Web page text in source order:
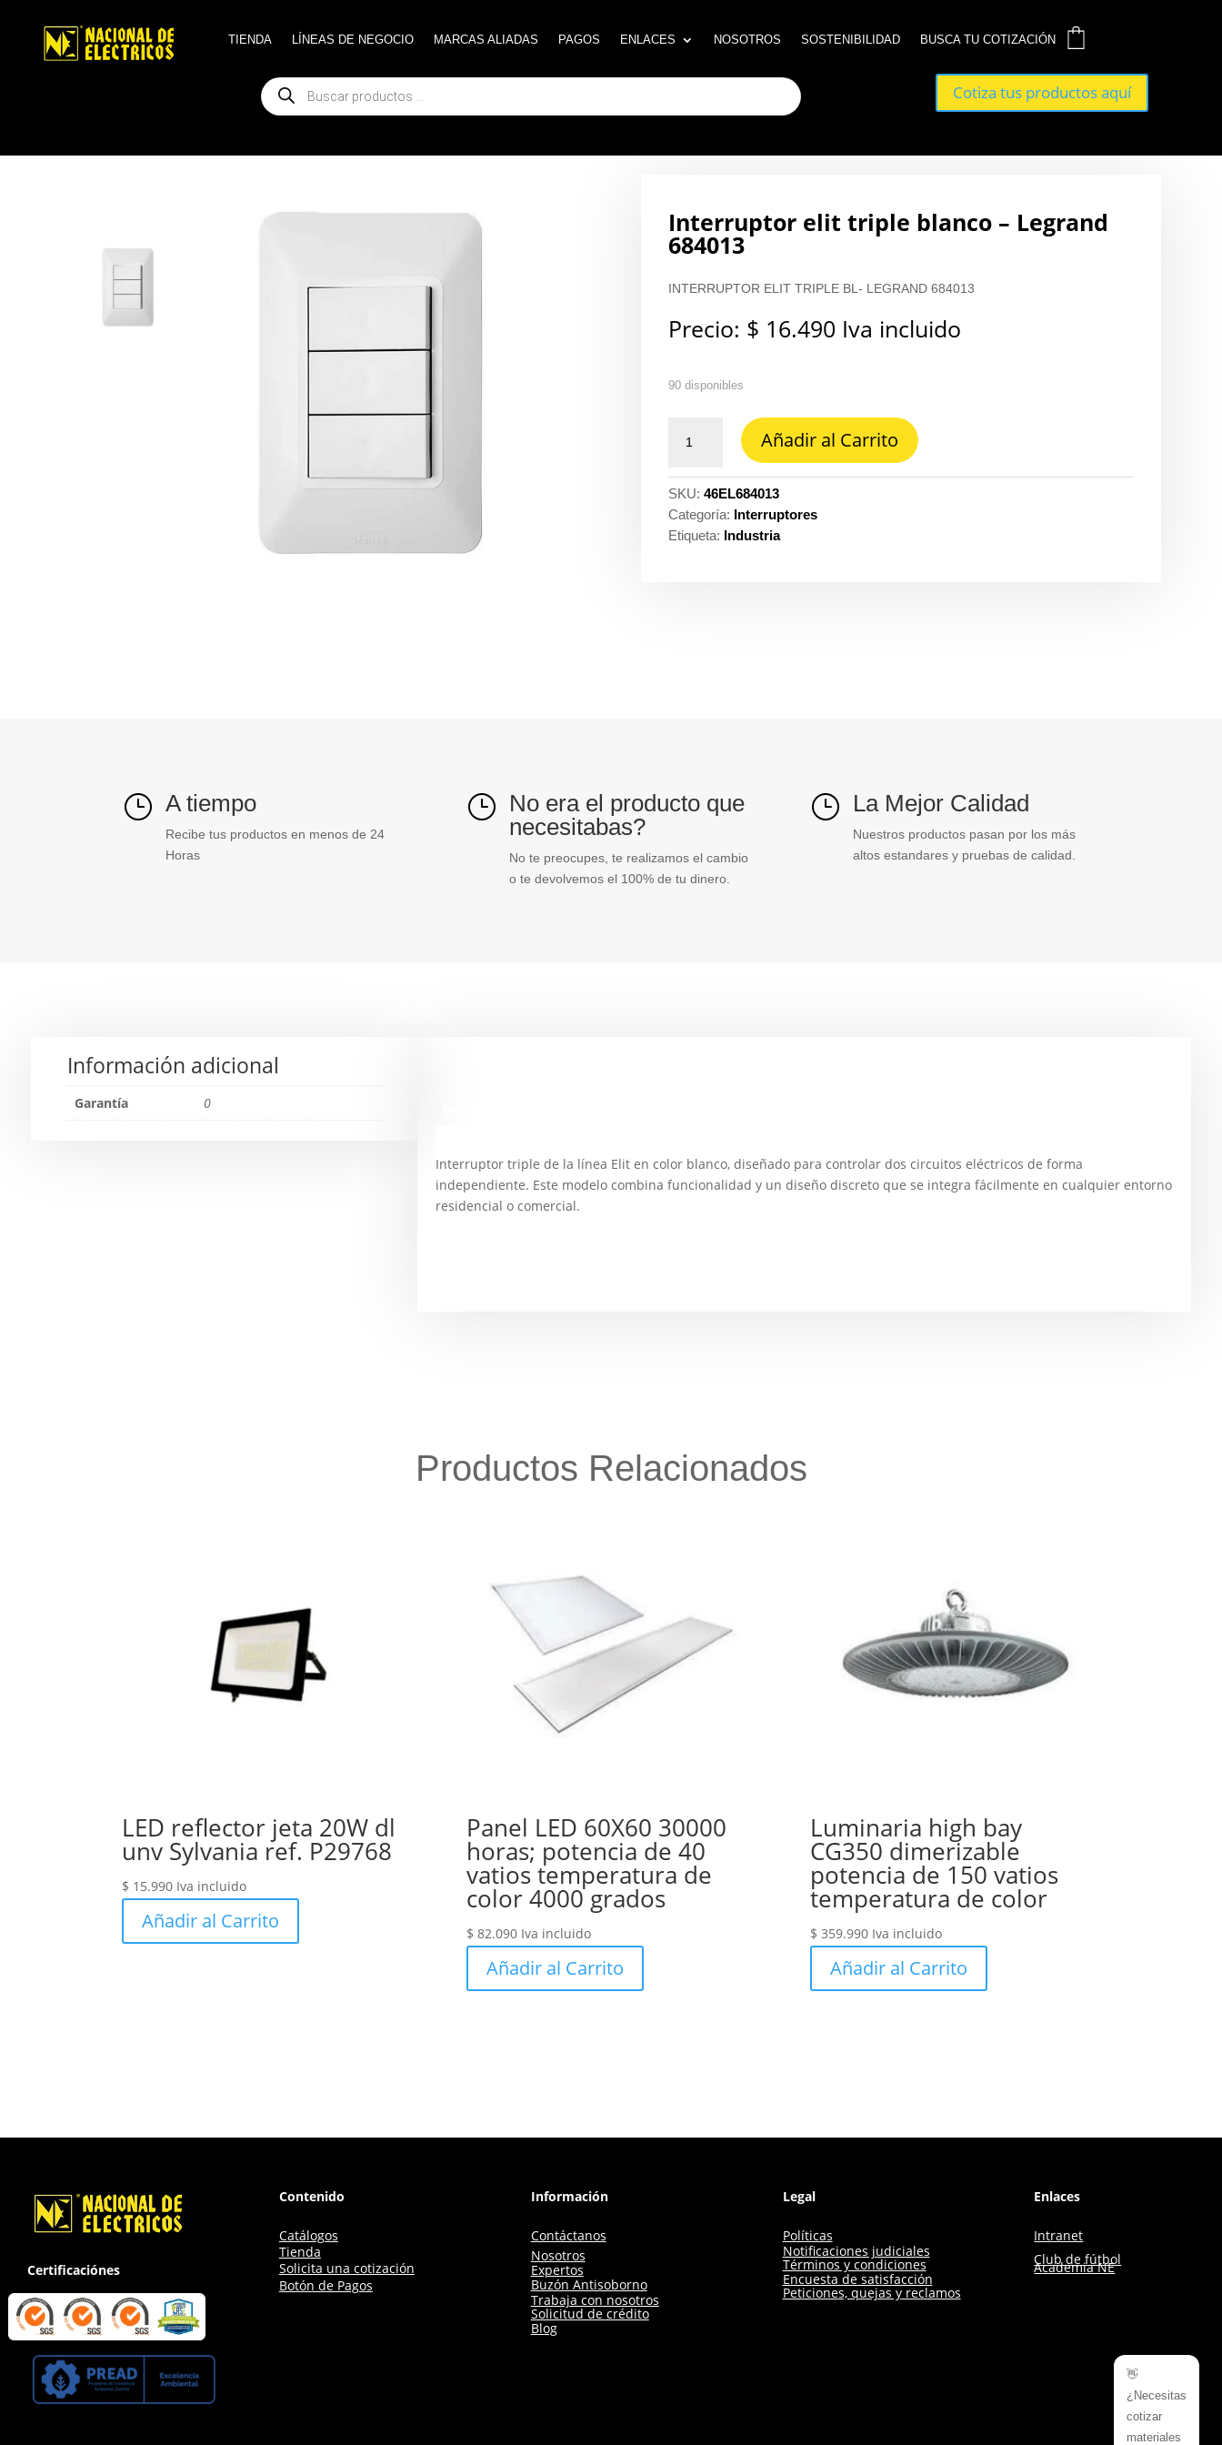
TIENDA LÍNEAS DE NEGOCIO MARCAS ALIADAS PAGOS ENLACES NOSOTROS SOSTENIBILIDAD BUSCA TU COTIZACIÓN
Búsqueda
de
productos
Cotiza tus productos aquí
TIENDA LÍNEAS DE NEGOCIO MARCAS ALIADAS PAGOS ENLACES NOSOTROS SOSTENIBILIDAD BUSCA TU COTIZACIÓN
Búsqueda
de
productos
Cotiza tus productos aquí
Interruptor elit triple blanco – Legrand
684013
INTERRUPTOR ELIT TRIPLE BL- LEGRAND 684013
Precio: $ 16.490 Iva incluido
90 disponibles
elit
blanco
-
Legrand
Añadir al Carrito
SKU:46EL684013
Categoría: Interruptores
Etiqueta: Industria
} A tiempo
Recibe tus productos en menos de 24
Horas
} No era el producto que
necesitabas?
No te preocupes, te realizamos el cambio
o te devolvemos el 100% de tu dinero.
} La Mejor Calidad
Nuestros productos pasan por los más
altos estandares y pruebas de calidad.
Información adicional
Garantía 0
Interruptor triple de la línea Elit en color blanco, diseñado para controlar dos circuitos eléctricos de forma
independiente. Este modelo combina funcionalidad y un diseño discreto que se integra fácilmente en cualquier entorno
residencial o comercial.
Productos Relacionados
LED reflector jeta 20W dl
unv Sylvania ref. P29768
$ 15.990 Iva incluido
Añadir al Carrito
Panel LED 60X60 30000
horas; potencia de 40
vatios temperatura de
color 4000 grados
$ 82.090 Iva incluido
Añadir al Carrito
Luminaria high bay
CG350 dimerizable
potencia de 150 vatios
temperatura de color
$ 359.990 Iva incluido
Añadir al Carrito
Certificaciónes
Contenido
Catálogos
Tienda
Solicita una cotización
Botón de Pagos
Información
Contáctanos
Nosotros
Expertos
Buzón Antisoborno
Trabaja con nosotros
Solicitud de crédito
Blog
Legal
Políticas
Notificaciones judiciales
Términos y condiciones
Encuesta de satisfacción
Peticiones, quejas y reclamos
Enlaces
Intranet
Club de fútbol
Academia NE
👋
¿Necesitas
cotizar
materiales